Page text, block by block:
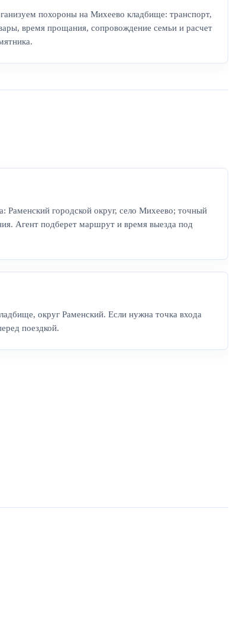
похороны на Михеево кладбище: транспорт,
время прощания, сопровождение семьи и расчет
Раменский городской округ, село Михеево; точный
Агент подберет маршрут и время выезда под
округ Раменский. Если нужна точка входа
поездкой.